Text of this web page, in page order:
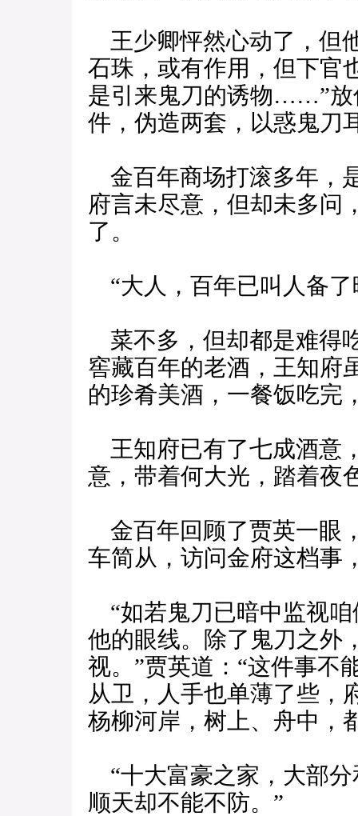
王少卿怦然心动了，但
石珠，或有作用，但下官
是引来鬼刀的诱物……”放
件，伪造两套，以惑鬼刀
金百年商场打滚多年，
府言未尽意，但却未多问
了。
“大人，百年已叫人备
菜不多，但却都是难得
窖藏百年的老酒，王知府
的珍肴美酒，一餐饭吃完
王知府已有了七成酒意
意，带着何大光，踏着夜
金百年回顾了贾英一眼
车简从，访问金府这档事
“如若鬼刀已暗中监视
他的眼线。除了鬼刀之外
视。”贾英道：“这件事不
从卫，人手也单薄了些，
杨柳河岸，树上、舟中，
“十大富豪之家，大部
顺天却不能不防。”